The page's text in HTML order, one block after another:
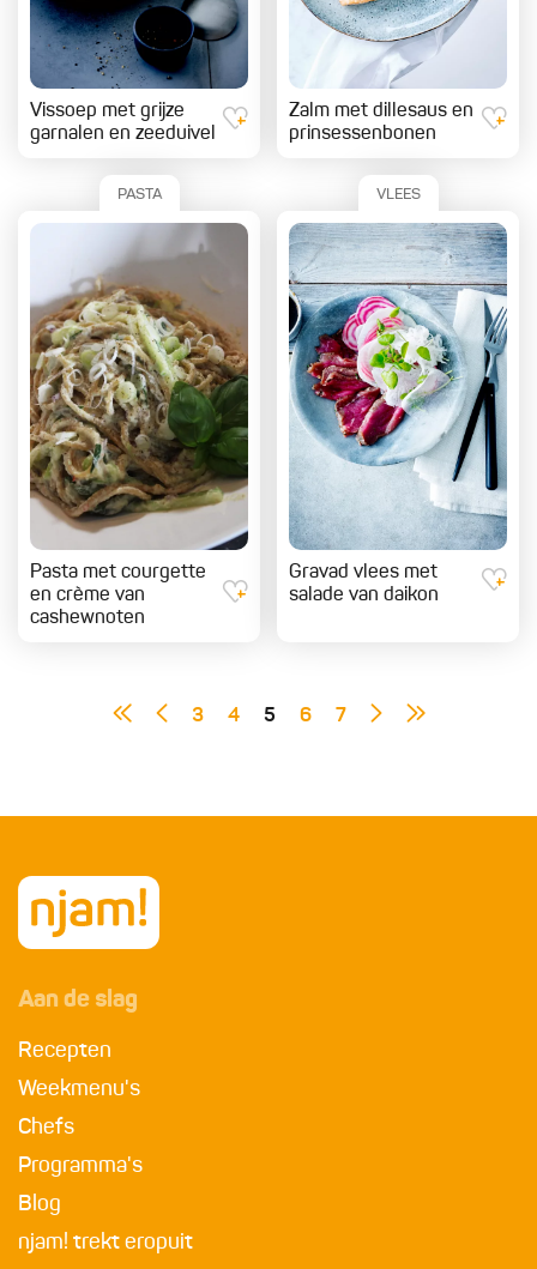
Vissoep met grijze
garnalen en zeeduivel
Zalm met dillesaus en
prinsessenbonen
PASTA
Pasta met courgette
en crème van
cashewnoten
VLEES
Gravad vlees met
salade van daikon
3 4 5 6 7
Aan de slag
Recepten
Weekmenu's
Chefs
Programma's
Blog
njam! trekt eropuit